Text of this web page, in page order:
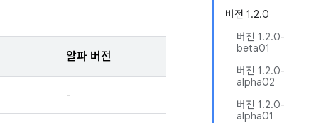
버전 1.2.0
버전 1.2.0-
beta01
버전 1.2.0-
alpha02
버전 1.2.0-
alpha01
알파 버전
-